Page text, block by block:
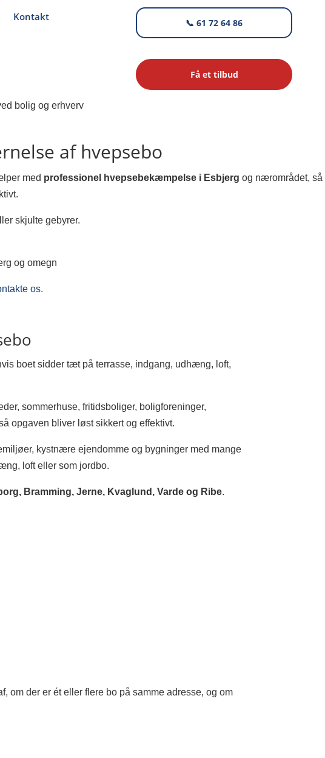
Kontakt
📞 61 72 64 86
Få et tilbud
af hvepsebo
med professionel hvepsebekæmpelse i Esbjerg og nærområdet, så
skjulte gebyrer.
og omegn
os.
boet sidder tæt på terrasse, indgang, udhæng, loft,
sommerhuse, fritidsboliger, boligforeninger,
opgaven bliver løst sikkert og effektivt.
kystnære ejendomme og bygninger med mange
loft eller som jordbo.
Bramming, Jerne, Kvaglund, Varde og Ribe.
der er ét eller flere bo på samme adresse, og om